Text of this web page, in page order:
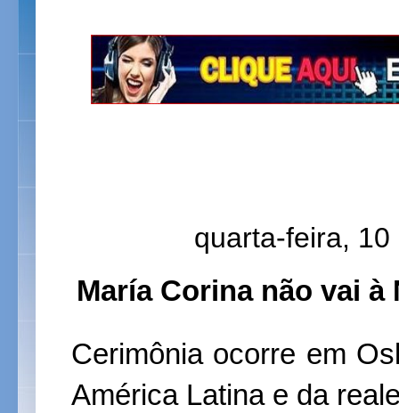
quarta-feira,
María Corina não vai à
Cerimônia ocorre em
América Latina e da